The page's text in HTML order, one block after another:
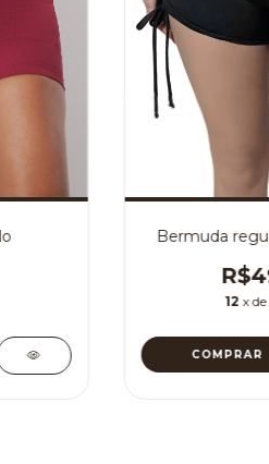
Bermuda
12 x de
COMPRAR